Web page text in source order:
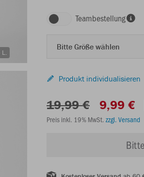
Teambestellung
Bitte Größe wählen
Produkt individualisieren
19,99 € 9,99 €
Preis inkl. 19% MwSt. zzgl. Versand